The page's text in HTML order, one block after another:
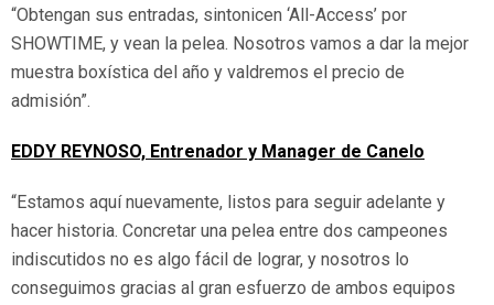
“Obtengan sus entradas, sintonicen ‘All-Access’ por
SHOWTIME, y vean la pelea. Nosotros vamos a dar la mejor
muestra boxística del año y valdremos el precio de
admisión”.
EDDY REYNOSO, Entrenador y Manager de Canelo
“Estamos aquí nuevamente, listos para seguir adelante y
hacer historia. Concretar una pelea entre dos campeones
indiscutidos no es algo fácil de lograr, y nosotros lo
conseguimos gracias al gran esfuerzo de ambos equipos